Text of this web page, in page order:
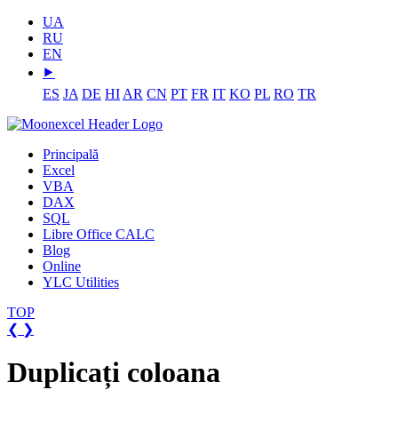
UA
RU
EN
⯈
ES JA DE HI AR CN PT FR IT KO PL RO TR
Principală
Excel
VBA
DAX
SQL
Libre Office CALC
Blog
Online
YLC Utilities
TOP
❮ ❯
Duplicați coloana